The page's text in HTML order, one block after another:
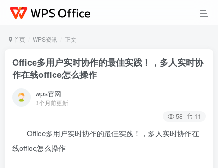
首页 WPS资讯 正文
Office多用户实时协作的最佳实践！，多人实时协
作在线office怎么操作
wps官网
3个月前更新
58 11
Office多用户实时协作的最佳实践！，多人实时协作在
线office怎么操作